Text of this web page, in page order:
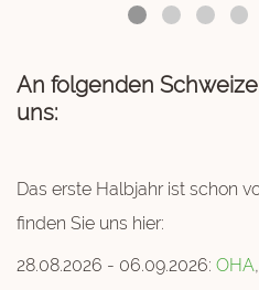
An folgenden
uns:
Das erste Halbjahr ist schon
finden Sie uns hier:
28.08.2026 - 06.09.2026: OHA